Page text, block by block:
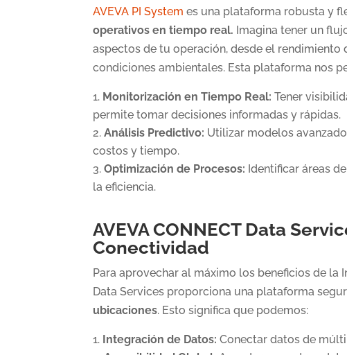
AVEVA PI System es una plataforma robusta y
operativos en tiempo real. Imagina tener un
aspectos de tu operación, desde el
condiciones ambientales. Esta plataforma nos
Monitorización en Tiempo Real: Tener
permite tomar decisiones informadas y rápidas.
Análisis Predictivo: Utilizar modelos
costos y tiempo.
Optimización de Procesos: Identificar áreas
la eficiencia.
AVEVA CONNECT Data
Conectividad
Para aprovechar al máximo los beneficios de la
Data Services proporciona una plataforma
ubicaciones. Esto significa que podemos:
Integración de Datos: Conectar datos de